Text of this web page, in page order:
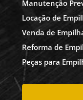
Manutenção
Locação de
Venda de
Reforma de
Peças para